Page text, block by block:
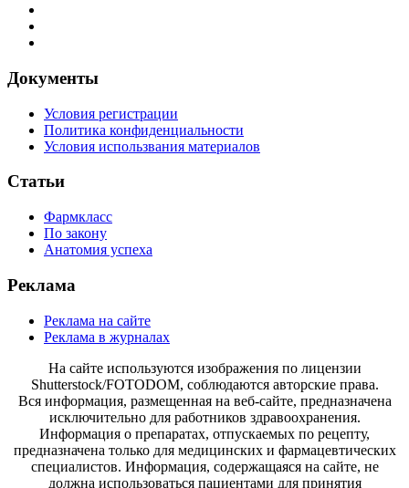
Документы
Условия регистрации
Политика конфиденциальности
Условия использвания материалов
Статьи
Фармкласс
По закону
Анатомия успеха
Реклама
Реклама на сайте
Реклама в журналах
На сайте используются изображения по лицензии
Shutterstock/FOTODOM, соблюдаются авторские права.
Вся информация, размещенная на веб-сайте, предназначена
исключительно для работников здравоохранения.
Информация о препаратах, отпускаемых по рецепту,
предназначена только для медицинских и фармацевтических
специалистов. Информация, содержащаяся на сайте, не
должна использоваться пациентами для принятия